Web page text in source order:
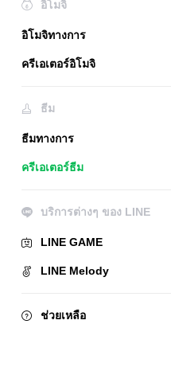
อิโมจิ
อิโมจิทางการ
ครีเอเตอร์อิโมจิ
ธีม
ธีมทางการ
ครีเอเตอร์ธีม
บริการต่างๆ ของ LINE
LINE GAME
LINE Melody
ช่วยเหลือ